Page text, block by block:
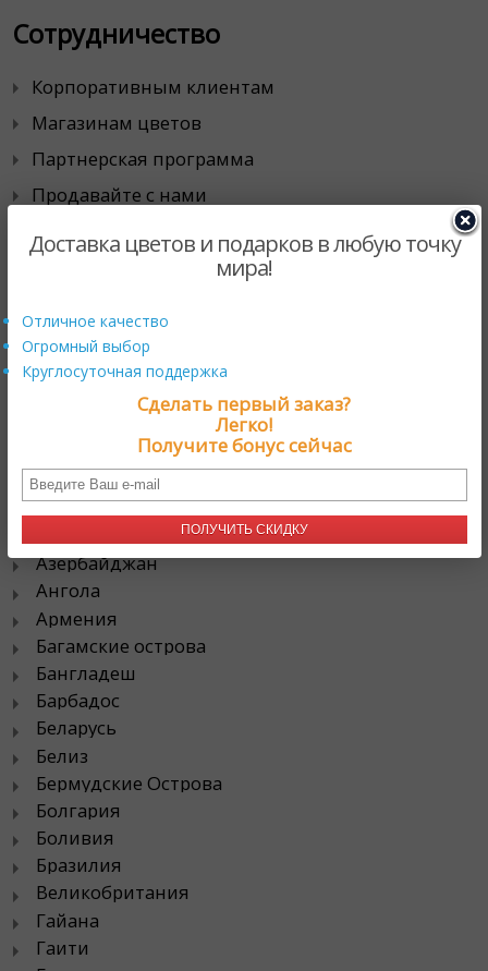
Сотрудничество
Корпоративным клиентам
Магазинам цветов
Партнерская программа
Продавайте с нами
Контакты
проезд Энтузиастов, д. 19А
тел. 8 800 333 4924
Популярные направления
Азербайджан
Ангола
Армения
Багамские острова
Бангладеш
Барбадос
Беларусь
Белиз
Бермудские Острова
Болгария
Боливия
Бразилия
Великобритания
Гайана
Гаити
Доставка цветов и подарков в любую точку
мира!
Отличное качество
Огромный выбор
Круглосуточная поддержка
Сделать первый заказ?
Легко!
Получите бонус сейчас
ПОЛУЧИТЬ СКИДКУ